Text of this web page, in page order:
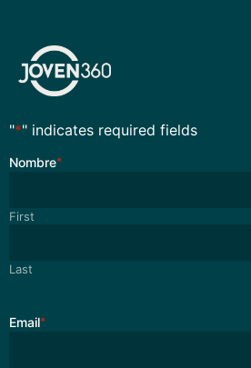
"*" indicates required fields
Nombre*
First
Last
Email*